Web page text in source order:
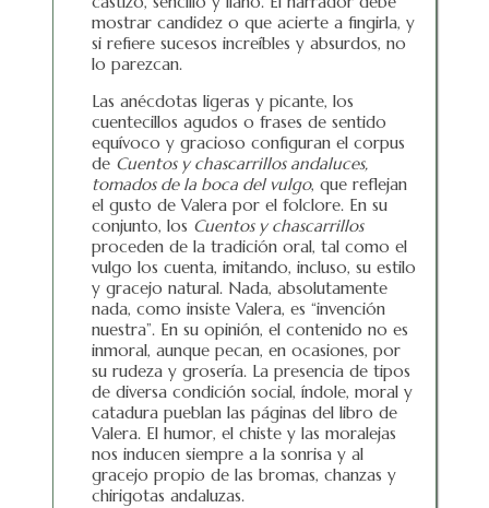
mostrar candidez o que acierte a fingirla, y
si refiere sucesos increíbles y absurdos, no
lo parezcan.
Las anécdotas ligeras y picante, los
cuentecillos agudos o frases de sentido
equívoco y gracioso configuran el corpus
de Cuentos y chascarrillos andaluces,
tomados de la boca del vulgo, que reflejan
el gusto de Valera por el folclore. En su
conjunto, los Cuentos y chascarrillos
proceden de la tradición oral, tal como el
vulgo los cuenta, imitando, incluso, su estilo
y gracejo natural. Nada, absolutamente
nada, como insiste Valera, es “invención
nuestra”. En su opinión, el contenido no es
inmoral, aunque pecan, en ocasiones, por
su rudeza y grosería. La presencia de tipos
de diversa condición social, índole, moral y
catadura pueblan las páginas del libro de
Valera. El humor, el chiste y las moralejas
nos inducen siempre a la sonrisa y al
gracejo propio de las bromas, chanzas y
chirigotas andaluzas.